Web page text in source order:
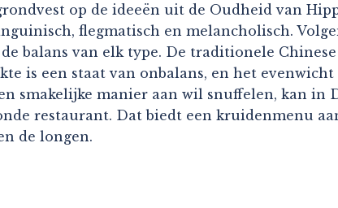
op de ideeën uit de Oudheid van
flegmatisch en melancholisch.
balans van elk type. De traditionele
is een staat van onbalans, en het
smakelijke manier aan wil snuffelen, kan in
restaurant. Dat biedt een kruidenmenu
de longen.